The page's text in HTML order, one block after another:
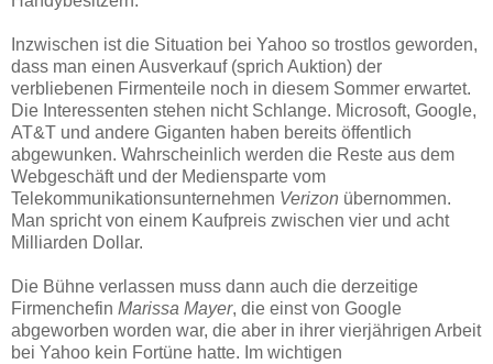
Inzwischen ist die Situation bei Yahoo so trostlos geworden,
dass man einen Ausverkauf (sprich Auktion) der
verbliebenen Firmenteile noch in diesem Sommer erwartet.
Die Interessenten stehen nicht Schlange. Microsoft, Google,
AT&T und andere Giganten haben bereits öffentlich
abgewunken. Wahrscheinlich werden die Reste aus dem
Webgeschäft und der Mediensparte vom
Telekommunikationsunternehmen Verizon übernommen.
Man spricht von einem Kaufpreis zwischen vier und acht
Milliarden Dollar.
Die Bühne verlassen muss dann auch die derzeitige
Firmenchefin Marissa Mayer, die einst von Google
abgeworben worden war, die aber in ihrer vierjährigen Arbeit
bei Yahoo kein Fortüne hatte. Im wichtigen